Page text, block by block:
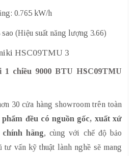
0.765 kW/h
(Hiệu suất năng lượng 3.66)
chiều 9000 BTU HSC09TMU
30 cửa hàng showroom trên toàn
đều có nguồn gốc, xuất xứ
hãng, cùng với chế độ bảo
tư vấn kỹ thuật lành nghề sẽ mang